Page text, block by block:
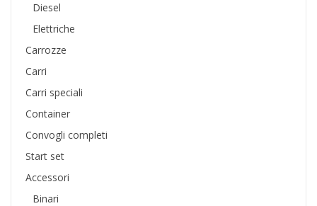
Diesel
Elettriche
Carrozze
Carri
Carri speciali
Container
Convogli completi
Start set
Accessori
Binari